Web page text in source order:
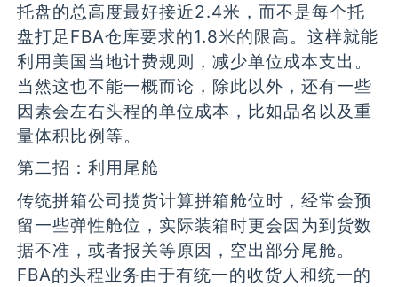
托盘的总高度最好接近2.4米，而不是每个托
盘打足FBA仓库要求的1.8米的限高。这样就能
利用美国当地计费规则，减少单位成本支出。
当然这也不能一概而论，除此以外，还有一些
因素会左右头程的单位成本，比如品名以及重
量体积比例等。
第二招：利用尾舱
传统拼箱公司揽货计算拼箱舱位时，经常会预
留一些弹性舱位，实际装箱时更会因为到货数
据不准，或者报关等原因，空出部分尾舱。
FBA的头程业务由于有统一的收货人和统一的